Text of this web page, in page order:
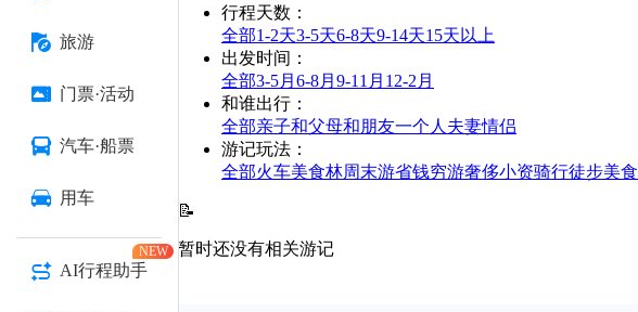
旅游
门票·活动
汽车·船票
用车
AI行程助手
NEW
行程天数 ：
全部1-2天3-5天6-8天9-14天15天以上
出发时间 ：
全部3-5月 6-8月 9-11月 12-2月
和谁出行 ：
全部亲子和父母和朋友一个人 夫妻情侣
游记玩法 ：
全部火车美食林周末游省钱穷游奢侈小资骑行徒步美食
📝
暂时还没有相关游记